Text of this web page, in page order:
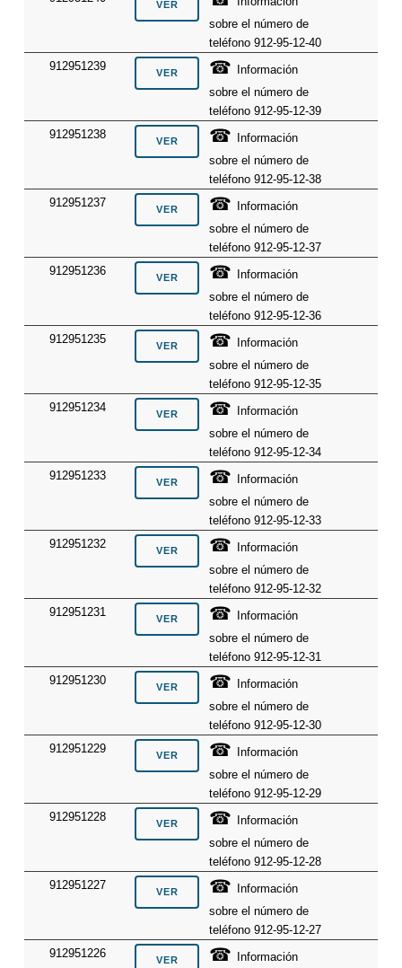
sobre el número de
teléfono 912-95-12-40
912951239
☎
Información
sobre el número de
teléfono 912-95-12-39
912951238
☎
Información
sobre el número de
teléfono 912-95-12-38
912951237
☎
Información
sobre el número de
teléfono 912-95-12-37
912951236
☎
Información
sobre el número de
teléfono 912-95-12-36
912951235
☎
Información
sobre el número de
teléfono 912-95-12-35
912951234
☎
Información
sobre el número de
teléfono 912-95-12-34
912951233
☎
Información
sobre el número de
teléfono 912-95-12-33
912951232
☎
Información
sobre el número de
teléfono 912-95-12-32
912951231
☎
Información
sobre el número de
teléfono 912-95-12-31
912951230
☎
Información
sobre el número de
teléfono 912-95-12-30
912951229
☎
Información
sobre el número de
teléfono 912-95-12-29
912951228
☎
Información
sobre el número de
teléfono 912-95-12-28
912951227
☎
Información
sobre el número de
teléfono 912-95-12-27
912951226
☎
Información